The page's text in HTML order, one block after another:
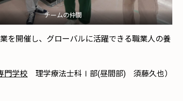
チームの仲間
を開催し、グローバルに活躍できる職業人の養
門学校 理学療法士科Ⅰ部(昼間部) 須藤久也）